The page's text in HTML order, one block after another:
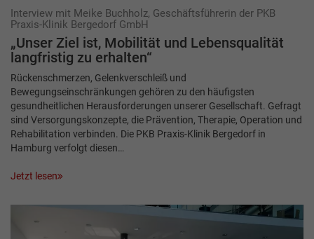
Interview mit Meike Buchholz, Geschäftsführerin der PKB
Praxis-Klinik Bergedorf GmbH
„Unser Ziel ist, Mobilität und Lebensqualität
langfristig zu erhalten“
Rückenschmerzen, Gelenkverschleiß und
Bewegungseinschränkungen gehören zu den häufigsten
gesundheitlichen Herausforderungen unserer Gesellschaft. Gefragt
sind Versorgungskonzepte, die Prävention, Therapie, Operation und
Rehabilitation verbinden. Die PKB Praxis-Klinik Bergedorf in
Hamburg verfolgt diesen…
Jetzt lesen